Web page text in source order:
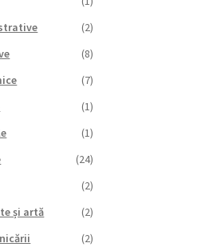
(2)
(8)
(7)
(1)
(1)
(24)
(2)
și artă
(2)
(2)